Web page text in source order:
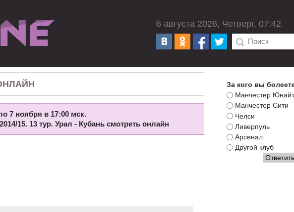
6 августа 2026, Четверг, 07:42
7 ноября в 17:00 мск.
15. 13 тур. Урал - Кубань смотреть онлайн
За кого вы
Манчестер
Манчестер Сити
Челси
Ливерпуль
Арсенал
Другой клуб